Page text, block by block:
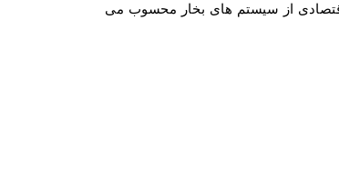
اقتصادی از سیستم های بخار محسوب می